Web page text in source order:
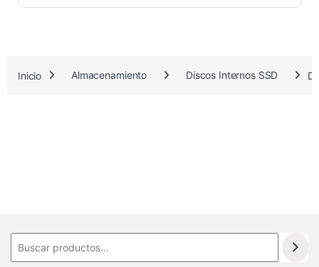
2
.
Inicio Almacenamiento Discos Internos SSD